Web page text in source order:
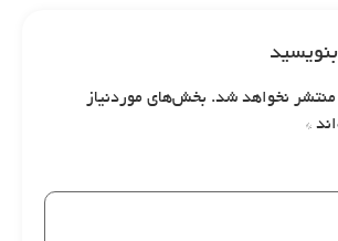
منتشر نخواهد شد. بخش‌های موردنیاز
*